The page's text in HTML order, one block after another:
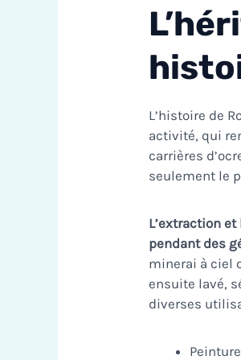
L’histoire de
activité, qui
carrières
seulement le
L’extraction
pendant des
minerai à ciel
ensuite lavé,
diverses